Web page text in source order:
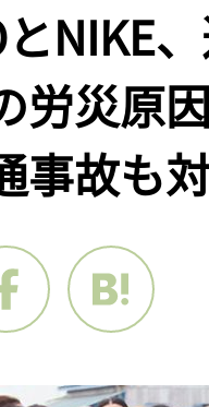
とNIKE
労災原
事故も